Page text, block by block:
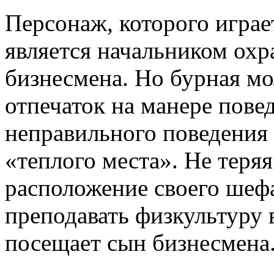
Персонаж, которого
является начальником
бизнесмена. Но бурная
отпечаток на манере
неправильного
«теплого места». Не
расположение своего
преподавать
посещает сын